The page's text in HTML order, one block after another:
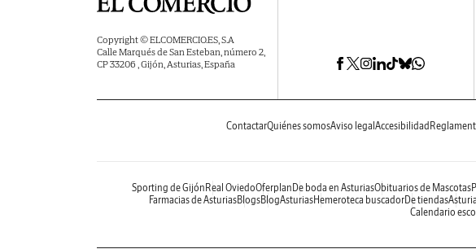
Copyright © ELCOMERCIO.ES, S.A
Calle Marqués de San Esteban, número 2,
CP 33206 , Gijón, Asturias, España
ContactarQuiénes somosAviso legal Accesibilidad
Sporting de Gijón Real OviedoOferplan De boda en AsturiasObituarios de Mascotas
Farmacias de AsturiasBlogsBlogAsturiasHemeroteca buscadorDe tiendas
Calendario